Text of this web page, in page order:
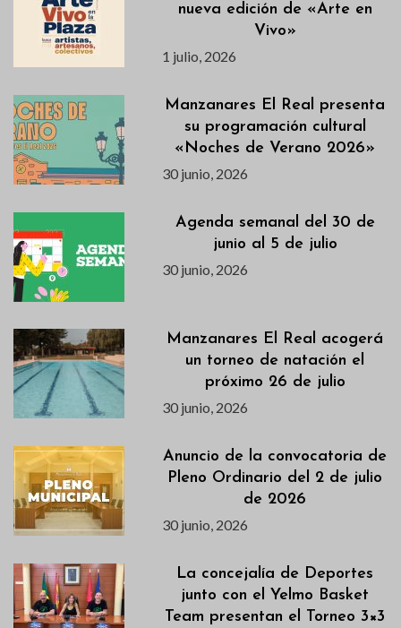
nueva edición de «Arte en
Vivo»
1 julio, 2026
Manzanares El Real presenta
su programación cultural
«Noches de Verano 2026»
30 junio, 2026
Agenda semanal del 30 de
junio al 5 de julio
30 junio, 2026
Manzanares El Real acogerá
un torneo de natación el
próximo 26 de julio
30 junio, 2026
Anuncio de la convocatoria de
Pleno Ordinario del 2 de julio
de 2026
30 junio, 2026
La concejalía de Deportes
junto con el Yelmo Basket
Team presentan el Torneo 3×3